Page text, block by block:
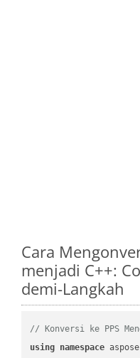
Cara
menjadi C++:
demi-Langkah
// Konversi ke PPS
using namespace